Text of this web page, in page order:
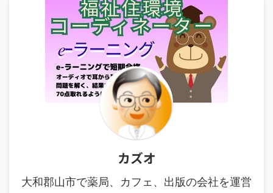
カズオ
大和郡山市で薬局、カフェ、出版の会社を運営